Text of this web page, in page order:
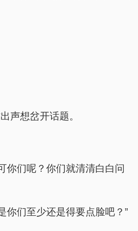
声想岔开话题。
你们呢？你们就清清白白问
你们至少还是得要点脸吧？”